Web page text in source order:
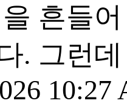
흔들
. 그런
10:27